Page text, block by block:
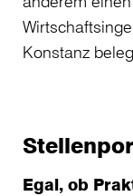
Konstanz
Egal, ob